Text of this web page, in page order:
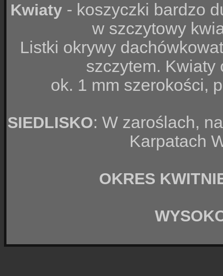
Kwiaty - koszyczki bardzo
w szczytowy
Listki okrywy
szczytem. Kwiaty
ok. 1 mm szerokości,
SIEDLISKO: W zaroślach,
Karpatach
OKRES